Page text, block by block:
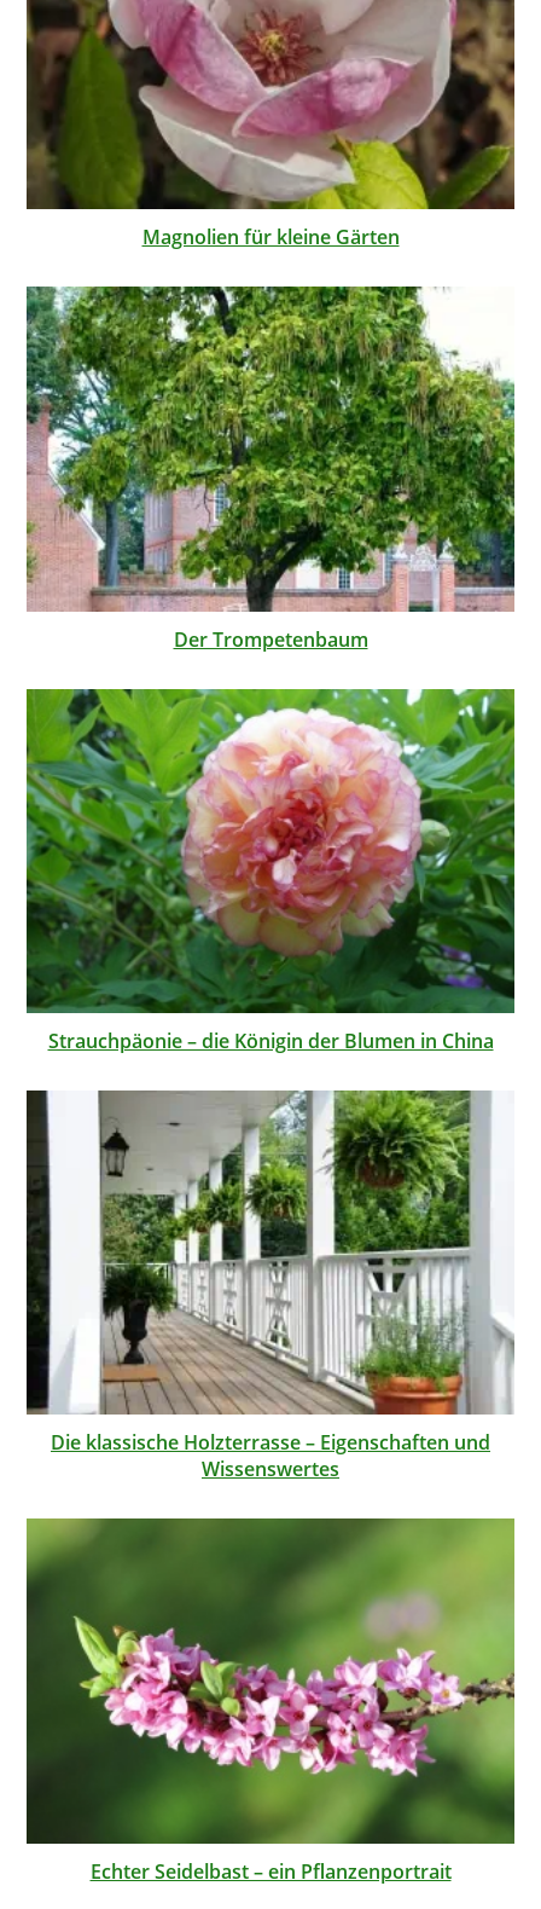
Magnolien für kleine Gärten
Der Trompetenbaum
Strauchpäonie – die Königin der Blumen in China
Die klassische Holzterrasse – Eigenschaften und
Wissenswertes
Echter Seidelbast – ein Pflanzenportrait